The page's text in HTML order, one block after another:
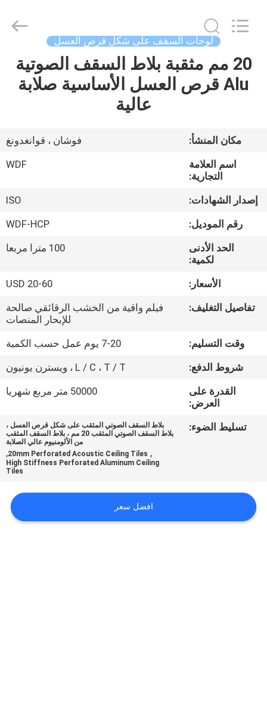
منزل،
بيت
معلومات
جولة
مراقبة
الجودة
اتصل
خريطة
الموقع
supplier.
Composite
Developed
لوحات السقف على شكل قرص العسل
20 مم مثقبة بلاط السقف الصوتية
Alu قرص العسل الأساسية صلابة
عالية
مكان المنشأ:
فوشان ، قوانغدونغ
اسم العلامة
التجارية:
WDF
إصدار الشهادات:
ISO
رقم الموديل:
WDF-HCP
الحد الأدنى
لكمية:
100 مترا مربعا
الأسعار:
20-60 USD
تفاصيل التغليف:
فيلم واقية من الخشب الرقائقي صالحة
للإبحار المنصات
وقت التسليم:
7-20 يوم عمل حسب الكمية
شروط الدفع:
L / C ، T / T ، ويسترن يونيون
القدرة على
العرض:
50000 متر مربع شهريا
تسليط الضوء:
بلاط السقف الصوتي المثقب على شكل قرص العسل ،
بلاط السقف الصوتي المثقب 20 مم ، بلاط السقف المثقب
من الألومنيوم عالي الصلابة
,
20mm Perforated Acoustic Ceiling Tiles
,
High Stiffness Perforated Aluminum Ceiling
Tiles
افضل سعر